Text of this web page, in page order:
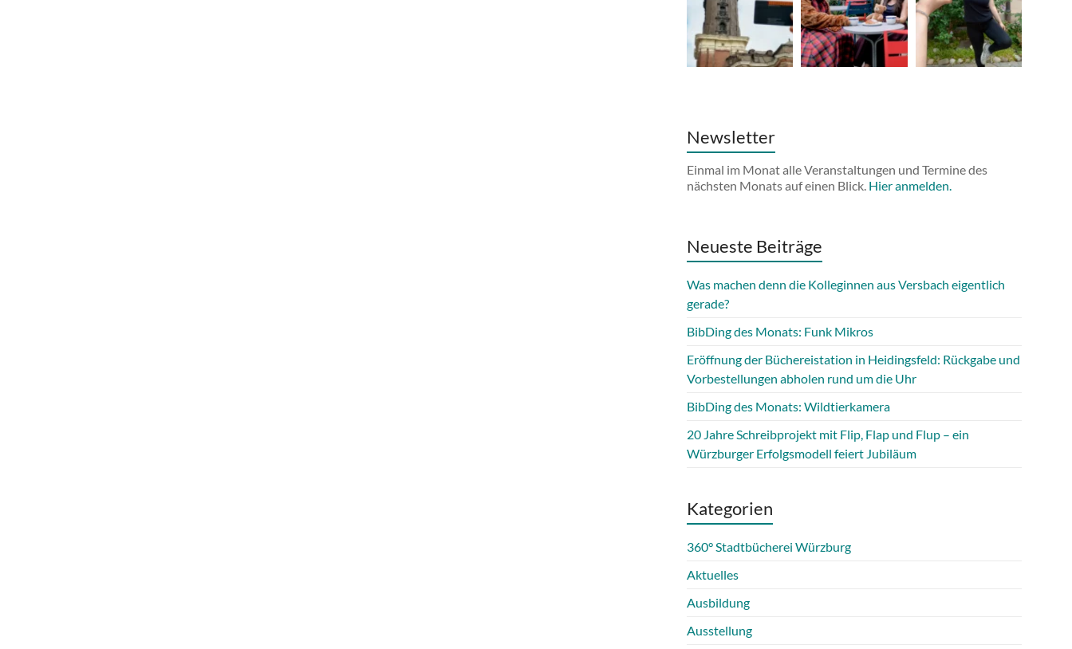
Newsletter
Einmal im Monat alle Veranstaltungen und Termine des
nächsten Monats auf einen Blick. Hier anmelden.
Neueste Beiträge
Was machen denn die Kolleginnen aus Versbach eigentlich
gerade?
BibDing des Monats: Funk Mikros
Eröffnung der Büchereistation in Heidingsfeld: Rückgabe und
Vorbestellungen abholen rund um die Uhr
BibDing des Monats: Wildtierkamera
20 Jahre Schreibprojekt mit Flip, Flap und Flup – ein
Würzburger Erfolgsmodell feiert Jubiläum
Kategorien
360° Stadtbücherei Würzburg
Aktuelles
Ausbildung
Ausstellung